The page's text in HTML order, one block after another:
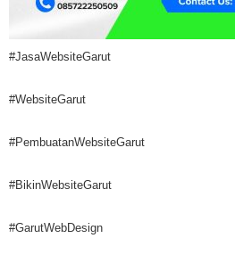
#JasaWebsiteGarut
#WebsiteGarut
#PembuatanWebsiteGarut
#BikinWebsiteGarut
#GarutWebDesign